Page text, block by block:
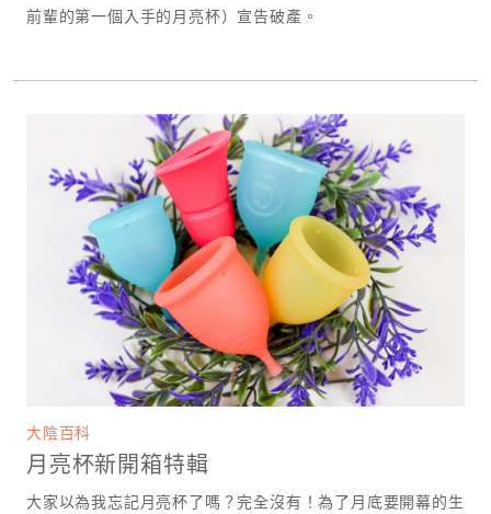
前輩的第一個入手的月亮杯）宣告破產。
大陰百科
月亮杯新開箱特輯
大家以為我忘記月亮杯了嗎？完全沒有！為了月底要開幕的生